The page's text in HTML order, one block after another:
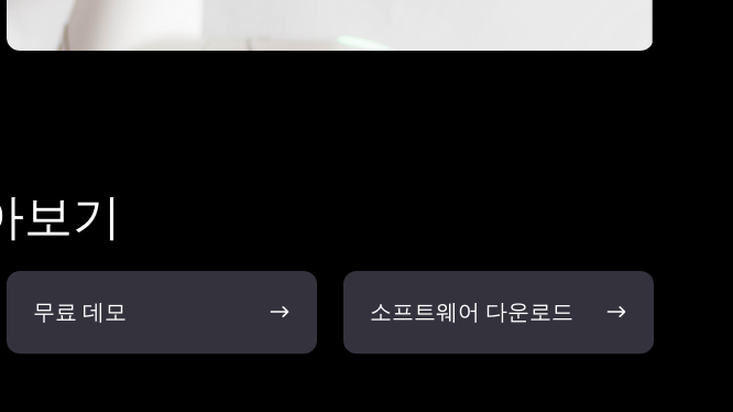
보기
무료 데모
무
데
소프트웨어 다운로드
소
트